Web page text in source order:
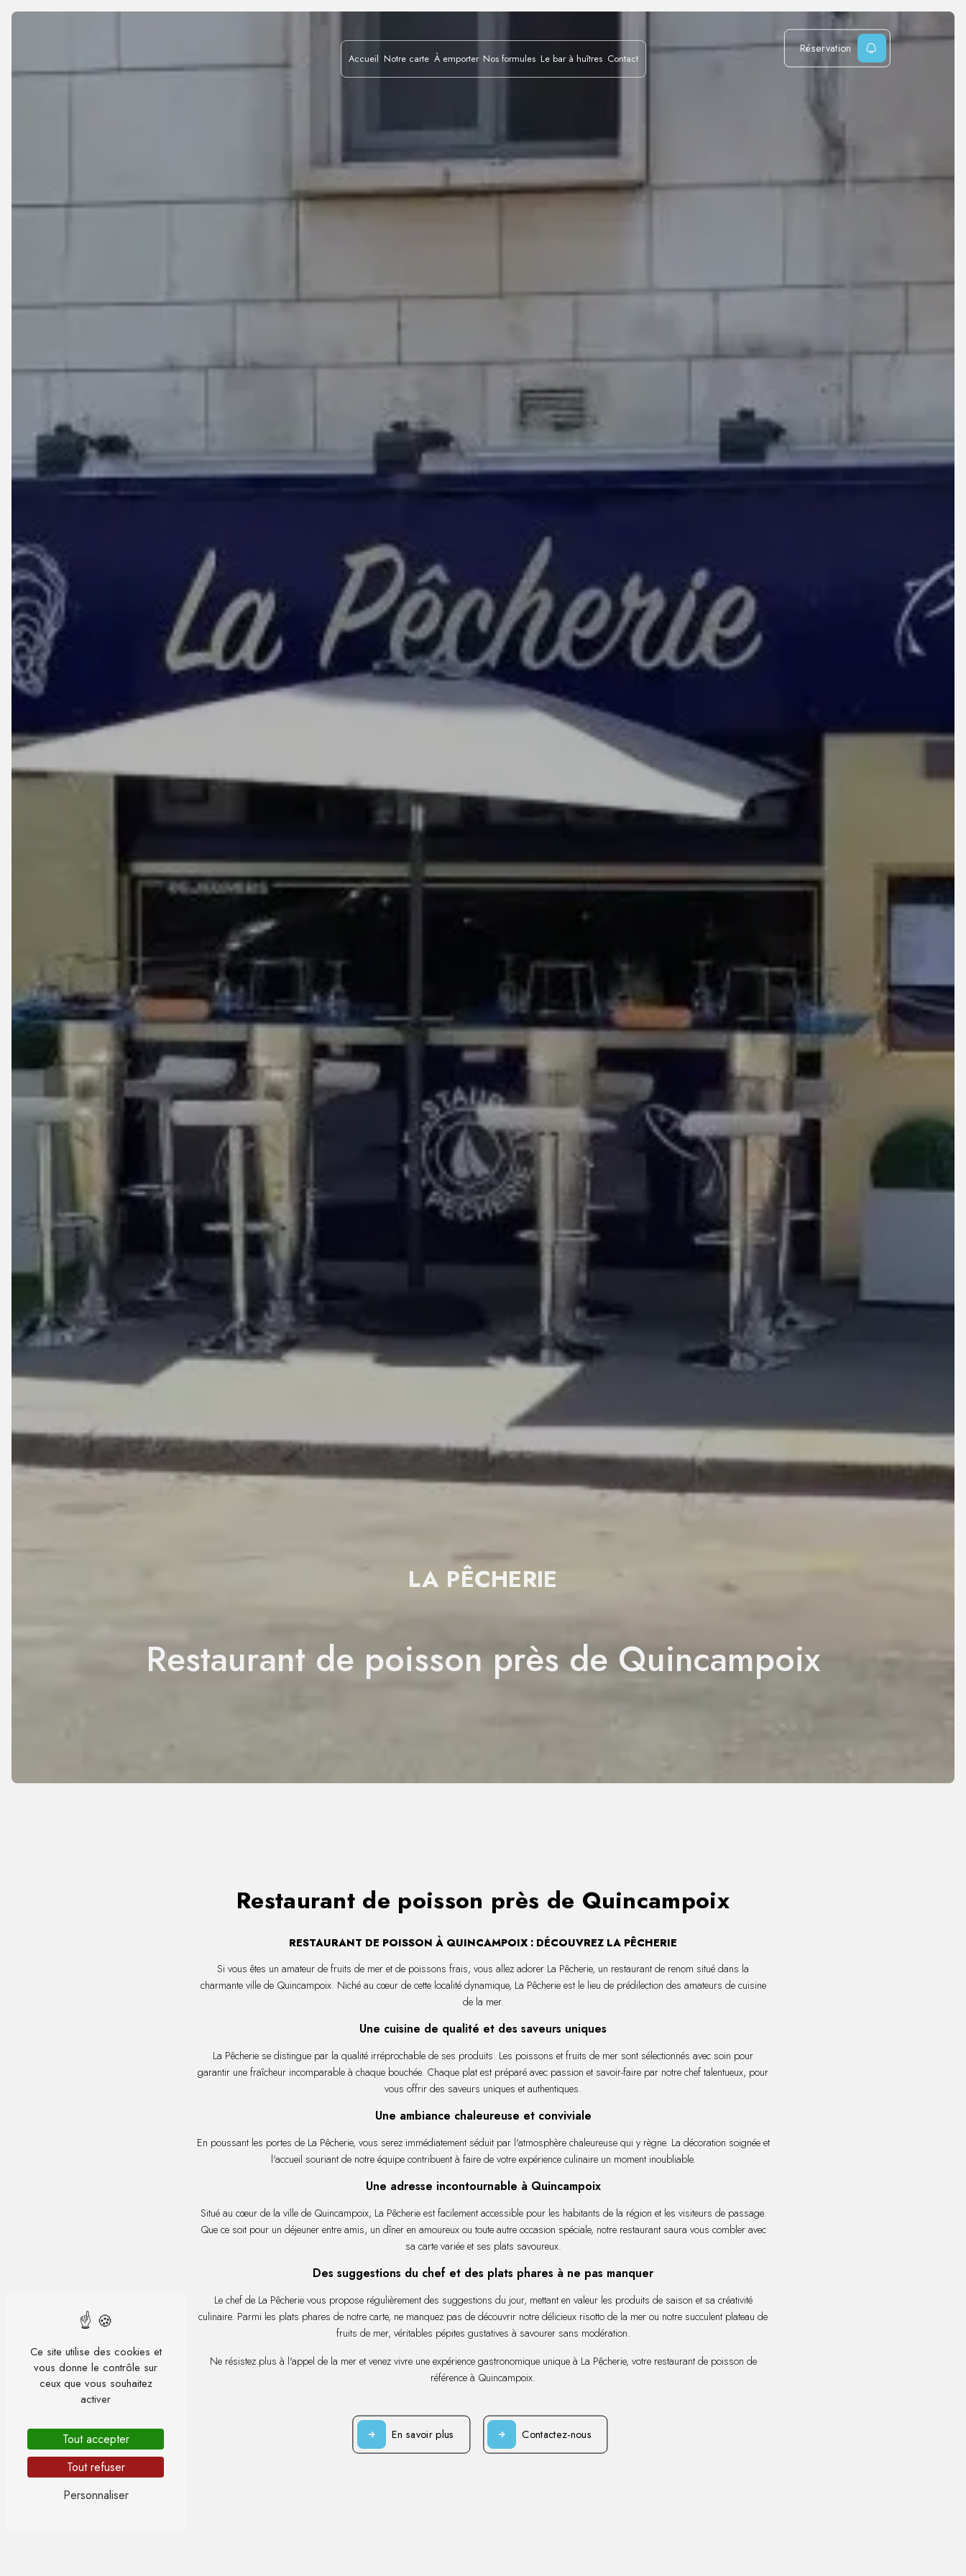
Accueil Notre carte À emporter Nos formules Le bar à huîtres Contact
Réservation
Restaurant de poisson près de Quincampoix
LA PÊCHERIE
Restaurant de poisson près de Quincampoix
RESTAURANT DE POISSON À QUINCAMPOIX : DÉCOUVREZ LA PÊCHERIE
Si vous êtes un amateur de fruits de mer et de poissons frais, vous allez adorer La Pêcherie, un restaurant de renom situé dans la
charmante ville de Quincampoix. Niché au cœur de cette localité dynamique, La Pêcherie est le lieu de prédilection des amateurs de cuisine
de la mer.
Une cuisine de qualité et des saveurs uniques
La Pêcherie se distingue par la qualité irréprochable de ses produits. Les poissons et fruits de mer sont sélectionnés avec soin pour
garantir une fraîcheur incomparable à chaque bouchée. Chaque plat est préparé avec passion et savoir-faire par notre chef talentueux, pour
vous offrir des saveurs uniques et authentiques.
Une ambiance chaleureuse et conviviale
En poussant les portes de La Pêcherie, vous serez immédiatement séduit par l'atmosphère chaleureuse qui y règne. La décoration soignée et
l'accueil souriant de notre équipe contribuent à faire de votre expérience culinaire un moment inoubliable.
Une adresse incontournable à Quincampoix
Situé au cœur de la ville de Quincampoix, La Pêcherie est facilement accessible pour les habitants de la région et les visiteurs de passage.
Que ce soit pour un déjeuner entre amis, un dîner en amoureux ou toute autre occasion spéciale, notre restaurant saura vous combler avec
sa carte variée et ses plats savoureux.
Des suggestions du chef et des plats phares à ne pas manquer
Le chef de La Pêcherie vous propose régulièrement des suggestions du jour, mettant en valeur les produits de saison et sa créativité
culinaire. Parmi les plats phares de notre carte, ne manquez pas de découvrir notre délicieux risotto de la mer ou notre succulent plateau de
fruits de mer, véritables pépites gustatives à savourer sans modération.
Ne résistez plus à l'appel de la mer et venez vivre une expérience gastronomique unique à La Pêcherie, votre restaurant de poisson de
référence à Quincampoix.
En savoir plus Contactez-nous
Panneau de gestion des cookies
Ce site utilise des cookies et
vous donne le contrôle sur
ceux que vous souhaitez
activer
Tout accepter
Tout refuser
Personnaliser